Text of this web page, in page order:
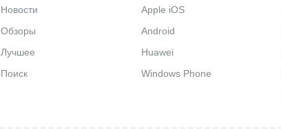
Новости
Обзоры
Лучшее
Поиск
Apple iOS
Android
Huawei
Windows Phone